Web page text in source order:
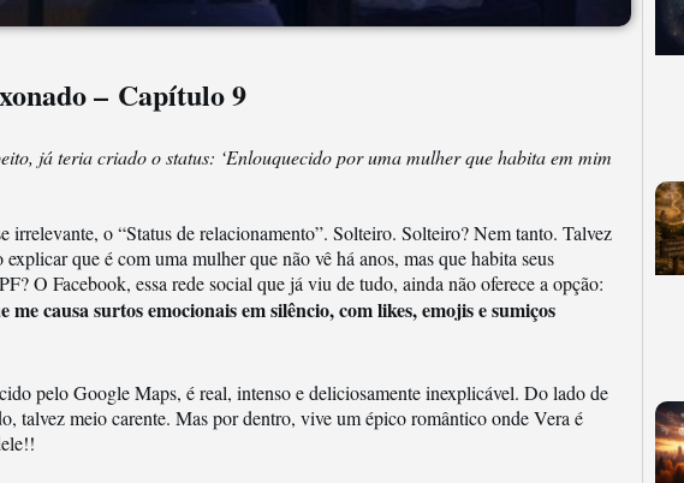
– Capítulo 9
já teria criado o status: ‘Enlouquecido por uma mulher que habita em mim
irrelevante, o “Status de relacionamento”. Solteiro. Solteiro? Nem tanto. Talvez
que é com uma mulher que não vê há anos, mas que habita seus
O Facebook, essa rede social que já viu de tudo, ainda não oferece a opção:
causa surtos emocionais em silêncio, com likes, emojis e sumiços
pelo Google Maps, é real, intenso e deliciosamente inexplicável. Do lado de
talvez meio carente. Mas por dentro, vive um épico romântico onde Vera é